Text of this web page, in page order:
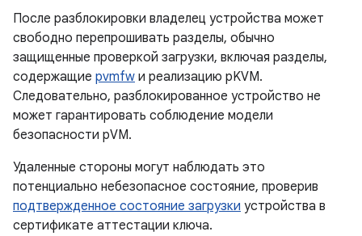
После разблокировки владелец устройства может
свободно перепрошивать разделы, обычно
защищенные проверкой загрузки, включая разделы,
содержащие pvmfw и реализацию pKVM.
Следовательно, разблокированное устройство не
может гарантировать соблюдение модели
безопасности pVM.
Удаленные стороны могут наблюдать это
потенциально небезопасное состояние, проверив
подтвержденное состояние загрузки устройства в
сертификате аттестации ключа.